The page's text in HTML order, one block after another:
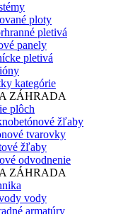
ploty
pletivá
panely
pletivá
kategórie
plôch
žľaby
tvarovky
žľaby
odvodnenie
vody
armatúry